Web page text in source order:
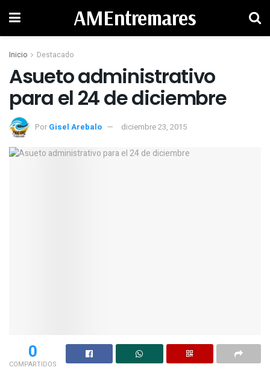
AMEntremares
Inicio Destacado
Asueto administrativo
para el 24 de diciembre
Por Gisel Arebalo diciembre 23, 2015
0
COMPARTIDOS